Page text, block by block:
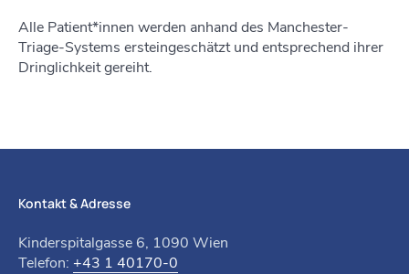
Alle Patient*innen werden anhand des Manchester-
Triage-Systems ersteingeschätzt und entsprechend ihrer
Dringlichkeit gereiht.
Kontakt & Adresse
Kinderspitalgasse 6, 1090 Wien
Telefon: +43 1 40170-0